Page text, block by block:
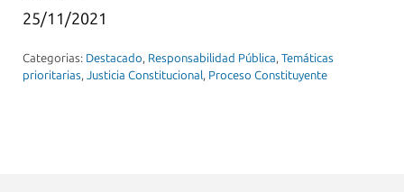
25/11/2021
Categorias: Destacado, Responsabilidad Pública, Temáticas
prioritarias, Justicia Constitucional, Proceso Constituyente